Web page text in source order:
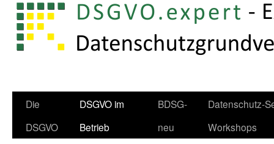
Die
DSGVO
DSGVO im
Betrieb
BDSG-
neu
Datenschutz-
Workshops